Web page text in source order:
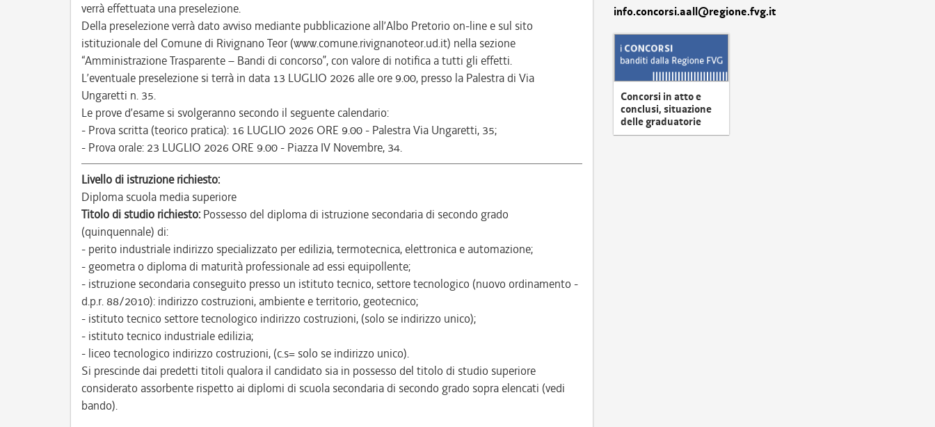
verrà effettuata una preselezione.
Della preselezione verrà dato avviso mediante pubblicazione all’Albo Pretorio on-line e sul sito
istituzionale del Comune di Rivignano Teor (www.comune.rivignanoteor.ud.it) nella sezione
“Amministrazione Trasparente – Bandi di concorso”, con valore di notifica a tutti gli effetti.
L’eventuale preselezione si terrà in data 13 LUGLIO 2026 alle ore 9.00, presso la Palestra di Via
Ungaretti n. 35.
Le prove d’esame si svolgeranno secondo il seguente calendario:
- Prova scritta (teorico pratica): 16 LUGLIO 2026 ORE 9.00 - Palestra Via Ungaretti, 35;
- Prova orale: 23 LUGLIO 2026 ORE 9.00 - Piazza IV Novembre, 34.
Livello di istruzione richiesto:
Diploma scuola media superiore
Titolo di studio richiesto: Possesso del diploma di istruzione secondaria di secondo grado
(quinquennale) di:
- perito industriale indirizzo specializzato per edilizia, termotecnica, elettronica e automazione;
- geometra o diploma di maturità professionale ad essi equipollente;
- istruzione secondaria conseguito presso un istituto tecnico, settore tecnologico (nuovo ordinamento -
d.p.r. 88/2010): indirizzo costruzioni, ambiente e territorio, geotecnico;
- istituto tecnico settore tecnologico indirizzo costruzioni, (solo se indirizzo unico);
- istituto tecnico industriale edilizia;
- liceo tecnologico indirizzo costruzioni, (c.s= solo se indirizzo unico).
Si prescinde dai predetti titoli qualora il candidato sia in possesso del titolo di studio superiore
considerato assorbente rispetto ai diplomi di scuola secondaria di secondo grado sopra elencati (vedi
bando).
info.concorsi.aall@regione.fvg.it
Concorsi in atto e
conclusi, situazione
delle graduatorie